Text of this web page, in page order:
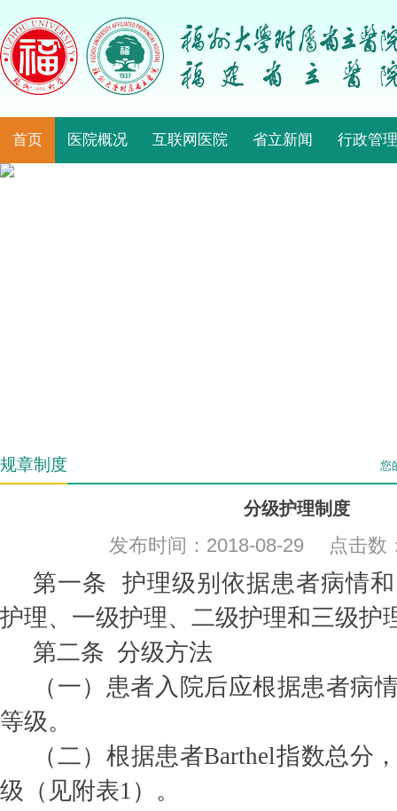
首页 医院概况 互联网医院 省立新闻 行政管理
规章制度 您
分级护理制度
发布时间：2018-08-29 点击数
第一条 护理级别依据患者病情
护理、一级护理、二级护理和三级护
第二条 分级方法
（一）患者入院后应根据患者病
等级。
（二）根据患者Barthel指数总分
级（见附表1）。